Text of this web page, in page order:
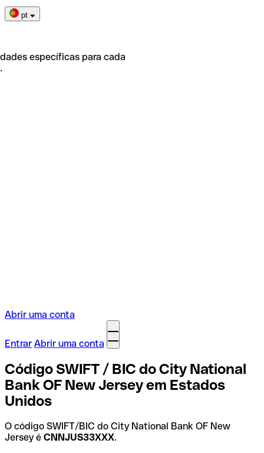
pt
específicas para cada
Abrir uma conta
Entrar Abrir uma conta
Código SWIFT / BIC do City National
Bank OF New Jersey em Estados
Unidos
O código SWIFT/BIC do City National Bank OF New
Jersey é CNNJUS33XXX.